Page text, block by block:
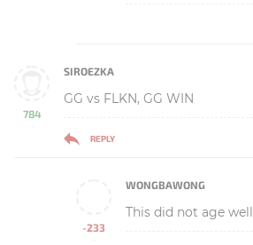
784
-
SIROEZKA
GG vs FLKN, GG WIN
REPLY
-233
-
WONGBAWONG
This did not age well